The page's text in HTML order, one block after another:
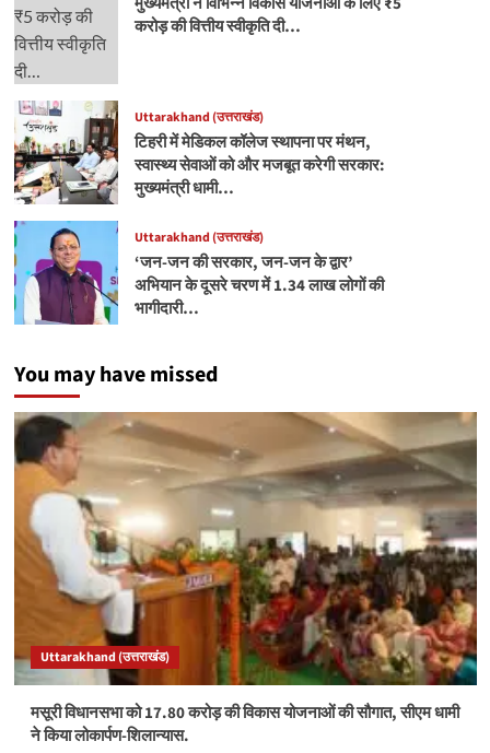
करोड़ की वित्तीय स्वीकृति दी…
Uttarakhand (उत्तराखंड)
टिहरी में मेडिकल कॉलेज स्थापना पर मंथन,
स्वास्थ्य सेवाओं को और मजबूत करेगी सरकार:
मुख्यमंत्री धामी…
Uttarakhand (उत्तराखंड)
‘जन-जन की सरकार, जन-जन के द्वार’
अभियान के दूसरे चरण में 1.34 लाख लोगों की
भागीदारी…
You may have missed
Uttarakhand (उत्तराखंड)
मसूरी विधानसभा को 17.80 करोड़ की विकास योजनाओं की सौगात, सीएम धामी
ने किया लोकार्पण-शिलान्यास.